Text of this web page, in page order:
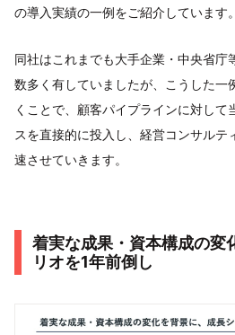
の導入実績の一例をご紹介しています。
同社はこれまでも大手企業・中央省庁
数多く有していましたが、こうした一
くことで、顧客パイプラインに対して
スを直接的に投入し、経営コンサルテ
速させていきます。
着実な成果・資本構成の変
リオを1年前倒し